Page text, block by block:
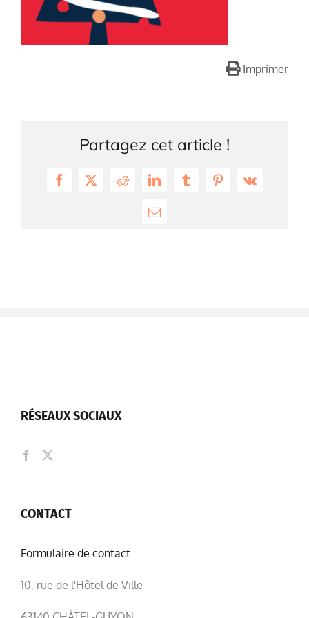
Imprimer
Partagez cet article !
Facebook
X RedditLinkedInTumblrPinterest
Vk
Email
RÉSEAUX SOCIAUX
CONTACT
Formulaire de contact
10, rue de l'Hôtel de Ville